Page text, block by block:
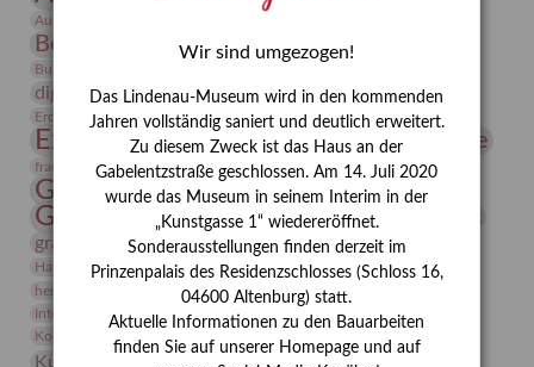
Ausstellung „Vier Winde“
Bernhard August von Lindenau
Burg Posterstein
digitallabor Entartete Kunst
Enteignung
Erdmann Julius Dietrich
Erlebnisportal estrusker Exlibris
Expressionismus Festrede Florenz Fotografie
frauen Frauen in der Antike und heute
Gerhard-Altenbourg-Preis
Gerhard Altenbourg
Gerhard Kurt Müller
grafische sammlung griechische Mythologie
Hanns-Conon von der Gabelentz Heinrich Kirchhoff Heldinnen
herman de vries Humboldt
Insekten
Integriertes Schädlingsmanagement
Jahresempfang
Kolosseum
Kunst
Kunstmuseum Kunstvermittlung Kunst von Kühl
Wir sind umgezogen!
Das Lindenau-Museum wird in den kommenden
Jahren vollständig saniert und deutlich erweitert.
Zu diesem Zweck ist das Haus an der
Gabelentzstraße geschlossen. Am 14. Juli 2020
wurde das Museum in seinem Interim in der
„Kunstgasse 1“ wiedereröffnet.
Sonderausstellungen finden derzeit im
Prinzenpalais des Residenzschlosses (Schloss 16,
04600 Altenburg) statt.
Aktuelle Informationen zu den Bauarbeiten
finden Sie auf unserer Homepage und auf